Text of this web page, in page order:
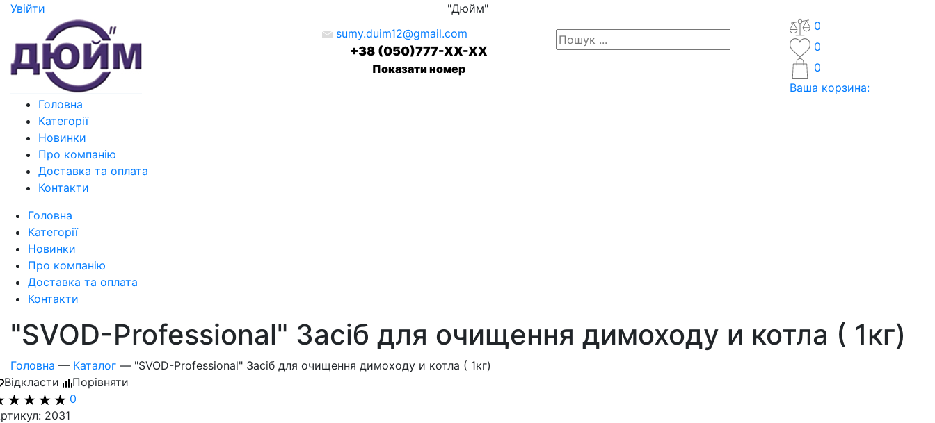
Увiйти
"Дюйм"
sumy.duim12@gmail.com
+38 (050)777-XX-XX
Показати номер
0
0
0
Ваша корзина:
Головна
Категорії
Новинки
Про компанію
Доставка та оплата
Контакти
Головна
Категорії
Новинки
Про компанію
Доставка та оплата
Контакти
"SVOD-Professional" Засіб для очищення димоходу и котла ( 1кг)
Головна — Каталог — "SVOD-Professional" Засіб для очищення димоходу и котла ( 1кг)
Відкласти
Порівняти
0
2031